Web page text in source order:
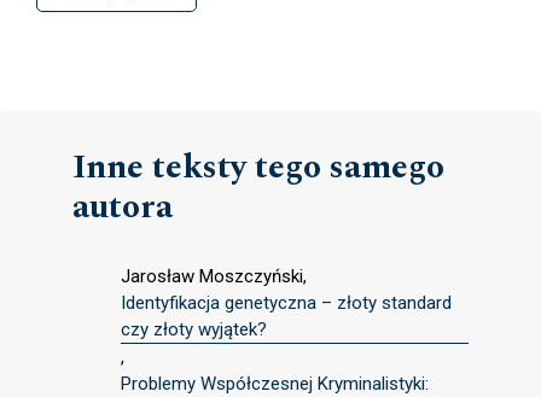
Inne teksty tego samego
autora
Jarosław Moszczyński,
Identyfikacja genetyczna – złoty standard
czy złoty wyjątek?
,
Problemy Współczesnej Kryminalistyki: